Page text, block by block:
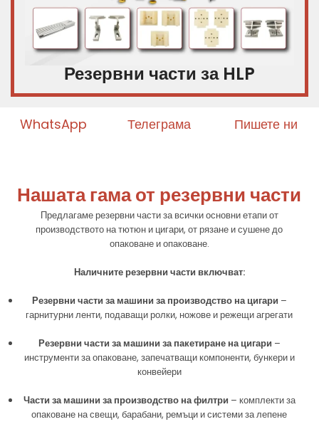
Резервни части за HLP
WhatsApp Телеграма Пишете ни
Нашата гама от резервни части
Предлагаме резервни части за всички основни етапи от
производството на тютюн и цигари, от рязане и сушене до
опаковане и опаковане.
Наличните резервни части включват:
Резервни части за машини за производство на цигари –
гарнитурни ленти, подаващи ролки, ножове и режещи агрегати
Резервни части за машини за пакетиране на цигари –
инструменти за опаковане, запечатващи компоненти, бункери и
конвейери
Части за машини за производство на филтри – комплекти за
опаковане на свещи, барабани, ремъци и системи за лепене